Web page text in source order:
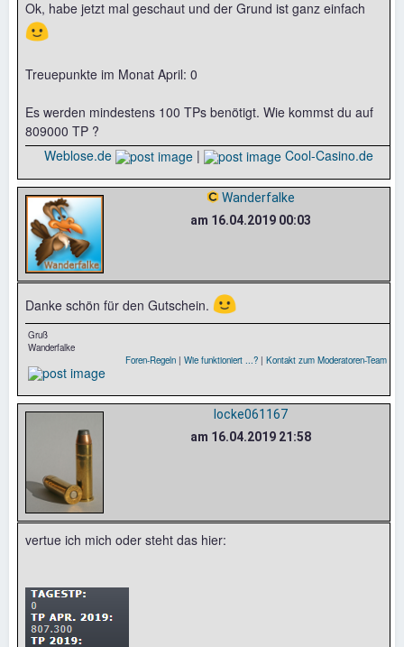
Ok, habe jetzt mal geschaut und der Grund ist ganz einfach
🙂
Treuepunkte im Monat April: 0
Es werden mindestens 100 TPs benötigt. Wie kommst du auf
809000 TP ?
Weblose.de
| Cool-Casino.de
Wanderfalke
am 16.04.2019 00:03
Danke schön für den Gutschein. 🙂
Gruß
Wanderfalke
Foren-Regeln | Wie funktioniert ...? | Kontakt zum Moderatoren-Team
locke061167
am 16.04.2019 21:58
vertue ich mich oder steht das hier: